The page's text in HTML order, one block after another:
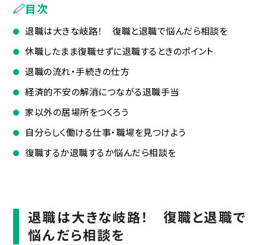
目次
退職は大きな岐路！ 復職と退職で悩んだら相談を
休職したまま復職せずに退職するときのポイント
退職の流れ・手続きの仕方
経済的不安の解消につながる退職手当
家以外の居場所をつくろう
自分らしく働ける仕事・職場を見つけよう
復職するか退職するか悩んだら相談を
退職は大きな岐路！ 復職と退職で
悩んだら相談を